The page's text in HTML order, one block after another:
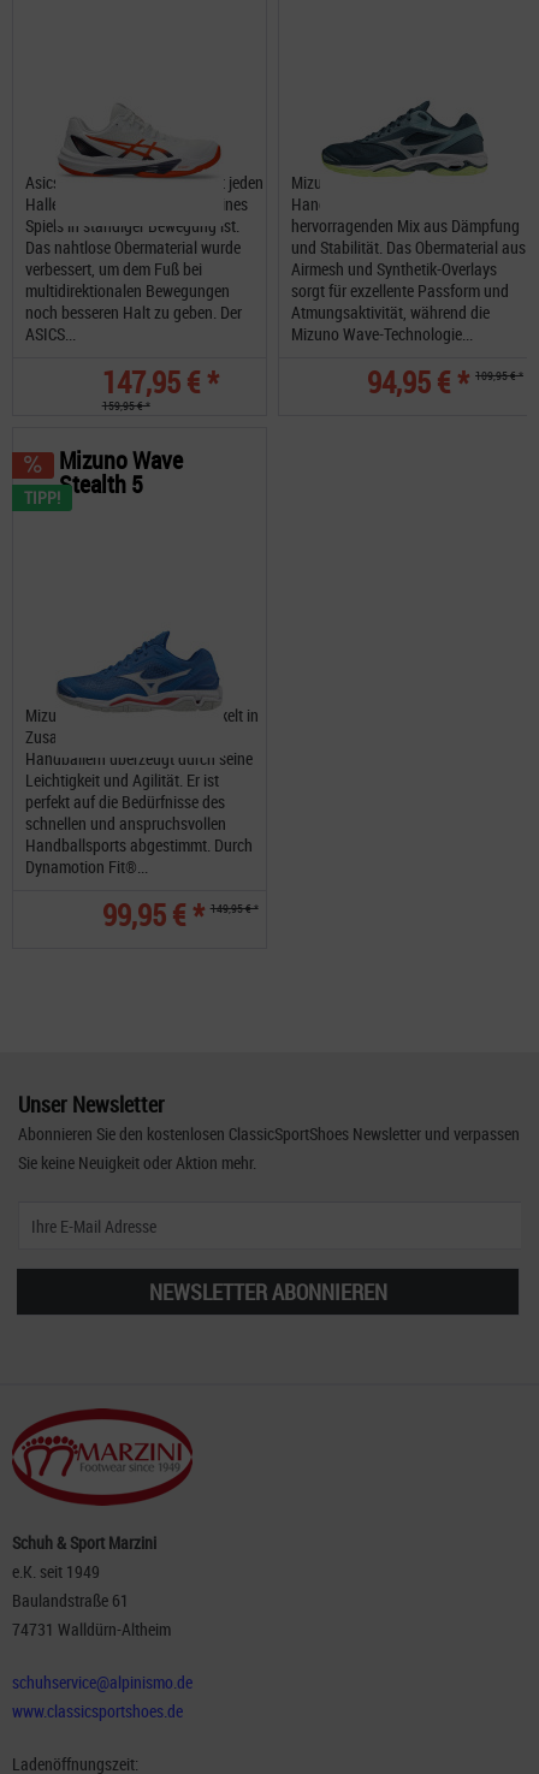
Asics Sky Elite FF 3 unterstützt jeden
Hallensportler, der während seines
Spiels in ständiger Bewegung ist.
Das nahtlose Obermaterial wurde
verbessert, um dem Fuß bei
multidirektionalen Bewegungen
noch besseren Halt zu geben. Der
ASICS...
147,95 € *
159,95 € *
Mizuno Wave Phantom 2
Handballschuh bietet einen
hervorragenden Mix aus Dämpfung
und Stabilität. Das Obermaterial aus
Airmesh und Synthetik-Overlays
sorgt für exzellente Passform und
Atmungsaktivität, während die
Mizuno Wave-Technologie...
94,95 € * 109,95 € *
TIPP!
Mizuno Wave Stealth 5 entwickelt in
Zusammenarbeit mit Top-
Handballern überzeugt durch seine
Leichtigkeit und Agilität. Er ist
perfekt auf die Bedürfnisse des
schnellen und anspruchsvollen
Handballsports abgestimmt. Durch
Dynamotion Fit®...
99,95 € * 149,95 € *
Mizuno Wave
Stealth 5
Unser Newsletter
Abonnieren Sie den kostenlosen ClassicSportShoes Newsletter und verpassen
Sie keine Neuigkeit oder Aktion mehr.
NEWSLETTER ABONNIEREN
Schuh & Sport Marzini
e.K. seit 1949
Baulandstraße 61
74731 Walldürn-Altheim
schuhservice@alpinismo.de
www.classicsportshoes.de
Ladenöffnungszeit: